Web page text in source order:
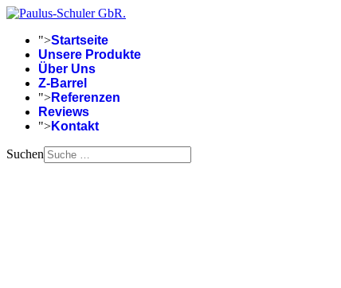
">Startseite
Unsere Produkte
Über Uns
Z-Barrel
">Referenzen
Reviews
">Kontakt
Suchen